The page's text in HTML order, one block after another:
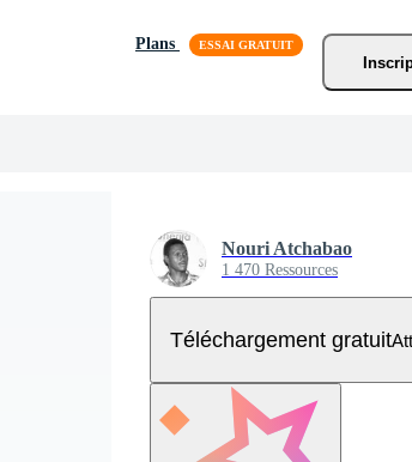
Plans
Nouri Atchabao
1 470 Ressources
Téléchargement gratuit